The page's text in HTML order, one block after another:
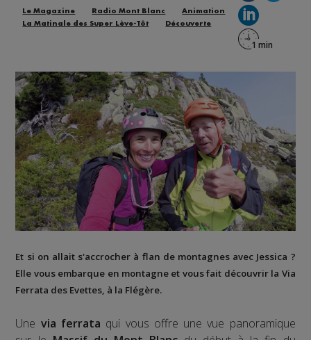
Le Magazine Radio Mont Blanc
Animation
La Matinale des Super Lève-Tôt
Découverte
Et si on allait s'accrocher à flan de montagnes avec Jessica ?
Elle vous embarque en montagne et vous fait découvrir la Via
Ferrata des Evettes, à la Flégère.
Une via ferrata qui vous offre une vue panoramique